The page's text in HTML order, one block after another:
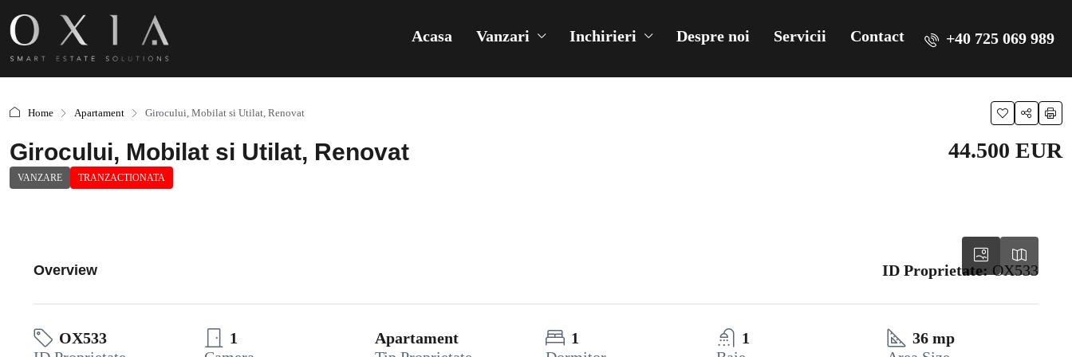
Acasa Vanzari Inchirieri Despre noi Servicii Contact +40 725 069 989
Home Apartament Girocului, Mobilat si Utilat, Renovat
Girocului, Mobilat si Utilat, Renovat
VANZARE TRANZACTIONATA
44.500 EUR
Overview ID Proprietate: OX533
OX533
1
Apartament
1
1
36 mp